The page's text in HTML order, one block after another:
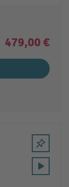
479,00 €